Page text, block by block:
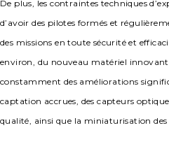
De plus, les contraintes techniques
d’avoir des pilotes formés et
des missions en toute sécurité et
environ, du nouveau matériel
constamment des améliorations
captation accrues, des capteurs
qualité, ainsi que la miniaturisation des